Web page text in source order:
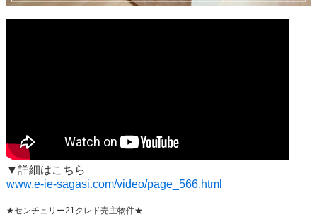
▼詳細はこちら
www.e-ie-sagasi.com/video/page_566.html
★センチュリー21クレド売主物件★